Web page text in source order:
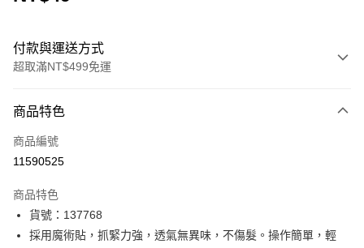
付款與運送方式
超取滿NT$499免運
icash Pay
信用卡一次付款
LINE Pay
Apple Pay
商品特色
商品編號
11590525
商品特色
貨號：137768
採用魔術貼，抓緊力強，透氣無異味，不傷髮。操作簡單，輕